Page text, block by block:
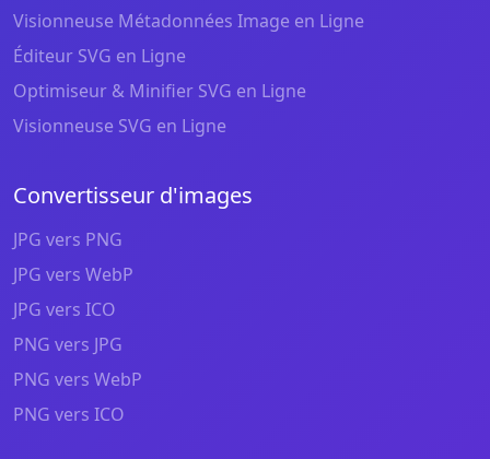
Visionneuse Métadonnées Image en Ligne
Éditeur SVG en Ligne
Optimiseur & Minifier SVG en Ligne
Visionneuse SVG en Ligne
Convertisseur d'images
JPG vers PNG
JPG vers WebP
JPG vers ICO
PNG vers JPG
PNG vers WebP
PNG vers ICO